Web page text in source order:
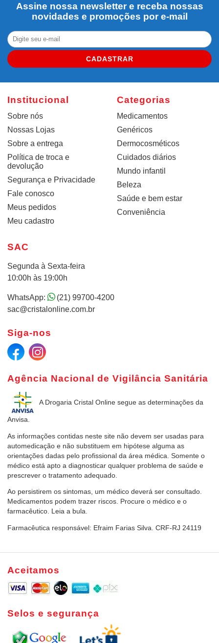
Assine nossa newsletter e receba nossas
novidades e promoções por e-mail
CADASTRAR
Institucional
Sobre nós
Nossas Lojas
Sobre a entrega
Política de troca e
devolução
Segurança e Privacidade
Fale conosco
Meus pedidos
Meu cadastro
Categorias
Medicamentos
Genéricos
Dermocosméticos
Cuidados diários
Mundo infantil
Beleza
Saúde e bem estar
Conveniência
Agência Nacional de Vigilância Sanitária
A Drogaria Cristal Online segue as determinações da
Anvisa.
As informações contidas neste site não devem ser usadas para
automedicação e não substituem em hipótese alguma as
orientações dadas pelo profissional da área médica. Somente o
médico está apto a diagnosticar qualquer problema de saúde e
prescrever o tratamento adequado.
Ao persistirem os sintomas, um médico deverá ser consultado.
Medicamentos podem trazer riscos. Procure o médico e o
farmacêutico. Leia a bula.
Farmacêutica responsável: Efraim Farias Silva. CRF-RJ 24119
SAC
Segunda à Sexta-feira
10:00h às 19:00h
WhatsApp:
(21) 99700-4200
sac@cristalonline.com.br
Siga-nos
Aceitamos
Selos e segurança